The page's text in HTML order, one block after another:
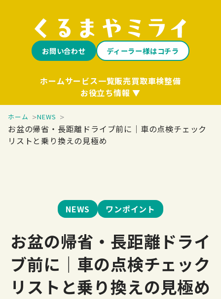
お問い合わせ ディーラー様はコチラ
ホームサービス一覧販売買取車検整備
お役立ち情報
ホーム NEWS
お盆の帰省・長距離ドライブ前に｜車の点検チェック
リストと乗り換えの見極め
NEWS ワンポイント
お盆の帰省・長距離ドライ
ブ前に｜車の点検チェック
リストと乗り換えの見極め